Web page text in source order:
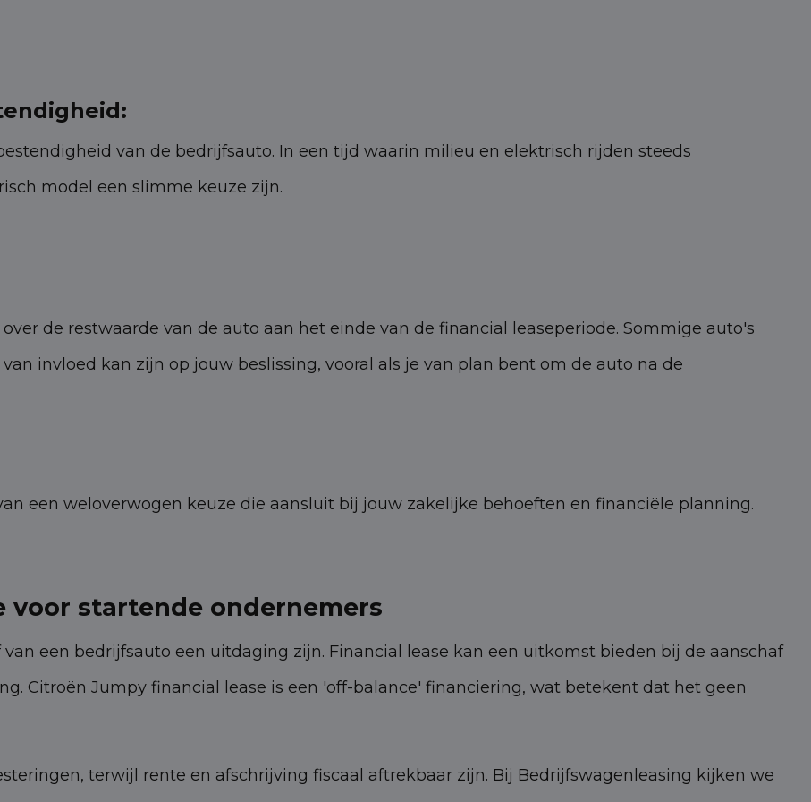
van de bedrijfsauto. In een tijd waarin milieu en elektrisch rijden steeds
model een slimme keuze zijn.
de restwaarde van de auto aan het einde van de financial leaseperiode. Sommige auto's
invloed kan zijn op jouw beslissing, vooral als je van plan bent om de auto na de
een weloverwogen keuze die aansluit bij jouw zakelijke behoeften en financiële planning.
voor startende ondernemers
een bedrijfsauto een uitdaging zijn. Financial lease kan een uitkomst bieden bij de aanschaf
Citroën Jumpy financial lease is een 'off-balance' financiering, wat betekent dat het geen
terwijl rente en afschrijving fiscaal aftrekbaar zijn. Bij Bedrijfswagenleasing kijken we